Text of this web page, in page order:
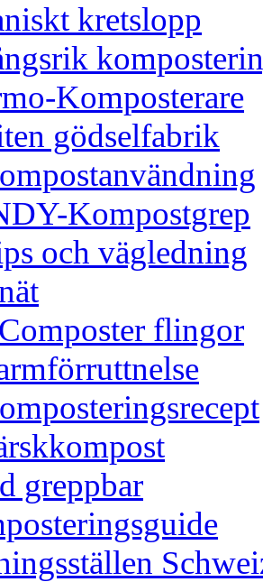
kretslopp
Komposterare
gödselfabrik
Kompostgrep
och vägledning
flingor
greppbar